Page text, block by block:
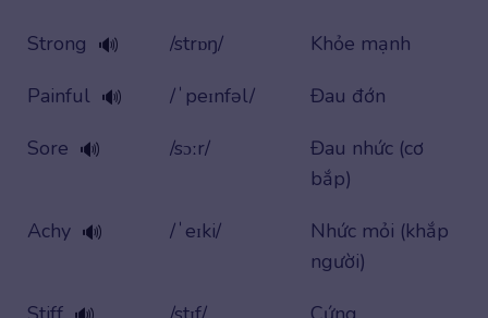
Strong 🔊 /strɒŋ/
Khỏe mạnh
Painful 🔊 /ˈpeɪnfəl/
Đau đớn
Sore 🔊 /sɔːr/
Đau nhức (cơ
bắp)
Achy 🔊 /ˈeɪki/
Nhức mỏi (khắp
người)